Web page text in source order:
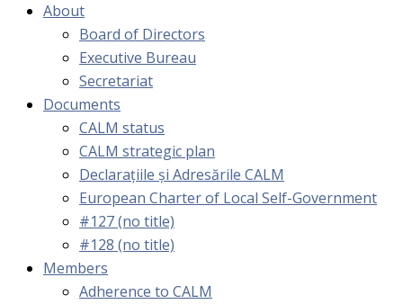
About
Board of Directors
Executive Bureau
Secretariat
Documents
CALM status
CALM strategic plan
Declarațiile și Adresările CALM
European Charter of Local Self-Government
#127 (no title)
#128 (no title)
Members
Adherence to CALM